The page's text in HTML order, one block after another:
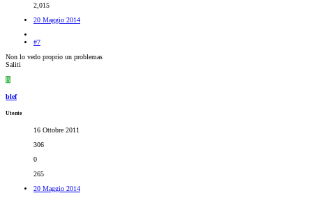
2,015
20 Maggio 2014
#7
Non lo vedo proprio un problemas
Saliti
B
blef
Utente
16 Ottobre 2011
306
0
265
20 Maggio 2014